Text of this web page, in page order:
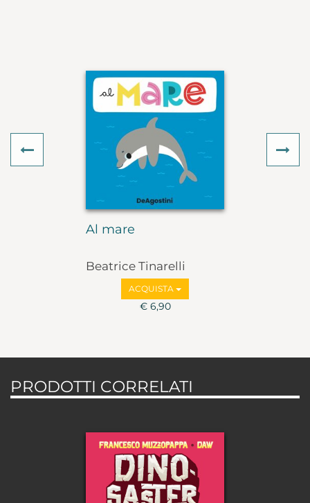
Al mare
Beatrice Tinarelli
ACQUISTA
€ 6,90
Previous
PRODOTTI CORRELATI